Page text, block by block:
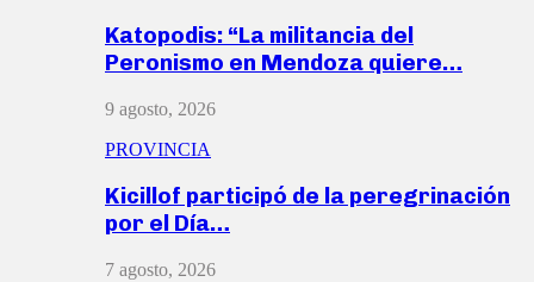
Katopodis: “La militancia del
Peronismo en Mendoza quiere…
9 agosto, 2026
PROVINCIA
Kicillof participó de la peregrinación
por el Día…
7 agosto, 2026